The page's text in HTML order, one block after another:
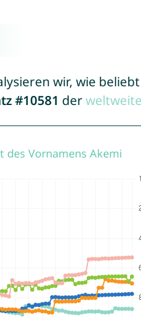
wir, wie
#10581 der